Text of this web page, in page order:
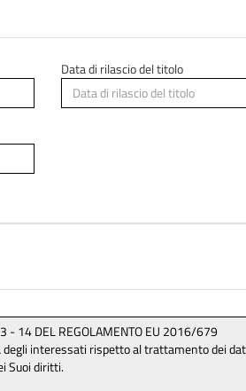
Data di rilascio del titolo